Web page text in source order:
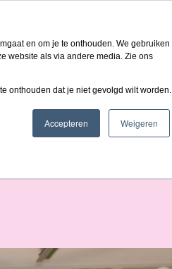
en om je te onthouden. We gebruiken
website als via andere media. Zie ons
onthouden dat je niet gevolgd wilt worden.
Accepteren Weigeren
extreem